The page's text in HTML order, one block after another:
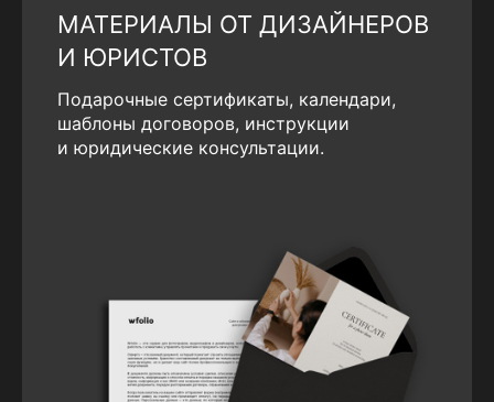
МАТЕРИАЛЫ ОТ ДИЗАЙНЕРОВ
И ЮРИСТОВ
Подарочные сертификаты, календари,
шаблоны договоров, инструкции
и юридические консультации.